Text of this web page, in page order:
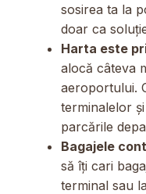
sosirea ta la
doar ca
Harta este
alocă câteva
aeroportului.
terminalelor
parcările
Bagajele
să îți cari
terminal sau